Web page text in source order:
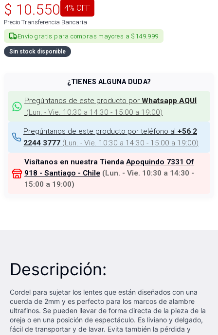
$ 10.550 4% OFF
Precio Transferencia Bancaria
Envío gratis para compras mayores a $149.999
Sin stock disponible
¿TIENES ALGUNA DUDA?
Pregúntanos de este producto por Whatsapp AQUÍ
(Lun. - Vie. 10:30 a 14:30 - 15:00 a 19:00)
Pregúntanos de este producto por teléfono al +56 2
2244 3777 (Lun. - Vie. 10:30 a 14:30 - 15:00 a 19:00)
Visítanos en nuestra Tienda Apoquindo 7331 Of
918 - Santiago - Chile (Lun. - Vie. 10:30 a 14:30 -
15:00 a 19:00)
Descripción:
Cordel para sujetar los lentes que están diseñados con una
cuerda de 2mm y es perfecto para los marcos de alambre
ultrafinos. Se pueden llevar de forma directa de la pieza de la
oreja o en una posición de espectáculo. Es liviano y delgado,
fácil de transportar y de lavar. Evita también la pérdida y